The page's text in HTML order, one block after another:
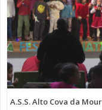
A.S.S. Alto Cova da